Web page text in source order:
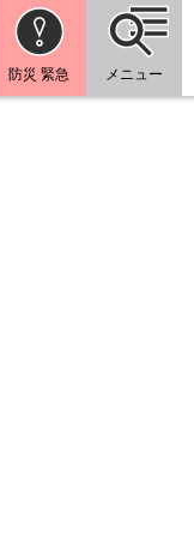
防災 緊急 メニュー